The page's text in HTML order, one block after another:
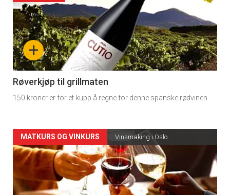
akkurat
nå
-
4
+
Røverkjøp til grillmaten
150 kroner er for et kupp å regne for denne spanske rødvinen.
Forsiden
akkurat
nå
MATKURS OG VINKURS Vinsmaking i Oslo